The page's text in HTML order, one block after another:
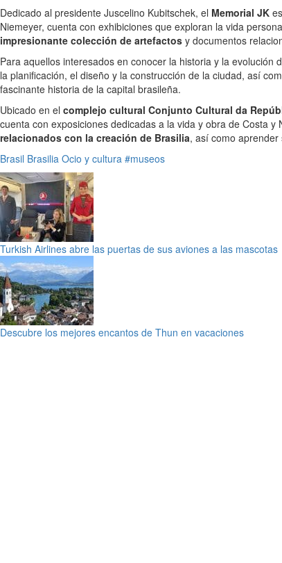
Dedicado al presidente Juscelino Kubitschek, el Memorial JK
Niemeyer, cuenta con exhibiciones que exploran la vida
impresionante colección de artefactos y documentos
Para aquellos interesados en conocer la historia y la evolución
la planificación, el diseño y la construcción de la ciudad, así
fascinante historia de la capital brasileña.
Ubicado en el complejo cultural Conjunto Cultural da
cuenta con exposiciones dedicadas a la vida y obra de Costa
relacionados con la creación de Brasilia, así como
Brasil Brasilia Ocio y cultura #museos
Turkish Airlines abre las puertas de sus aviones a las mascotas
Descubre los mejores encantos de Thun en vacaciones